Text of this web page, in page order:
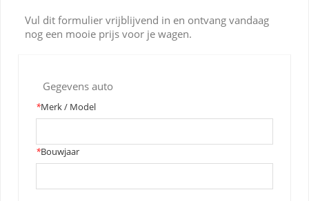
Vul dit formulier vrijblijvend in en ontvang vandaag
nog een mooie prijs voor je wagen.
Gegevens auto
*Merk / Model
*Bouwjaar